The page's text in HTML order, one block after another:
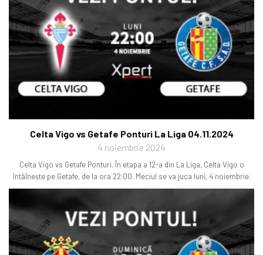
Celta Vigo vs Getafe Ponturi La Liga 04.11.2024
4 noiembrie 2024
Celta Vigo vs Getafe Ponturi. În etapa a 12-a din La Liga, Celta Vigo o
întâlnește pe Getafe, de la ora 22:00. Meciul se va juca luni, 4 noiembrie.